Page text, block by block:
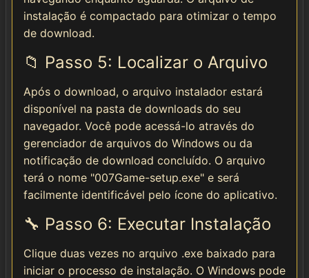
instalação é compactado para otimizar o tempo
de download.
📁 Passo 5: Localizar o Arquivo
Após o download, o arquivo instalador estará
disponível na pasta de downloads do seu
navegador. Você pode acessá-lo através do
gerenciador de arquivos do Windows ou da
notificação de download concluído. O arquivo
terá o nome "007Game-setup.exe" e será
facilmente identificável pelo ícone do aplicativo.
🔧 Passo 6: Executar Instalação
Clique duas vezes no arquivo .exe baixado para
iniciar o processo de instalação. O Windows pode